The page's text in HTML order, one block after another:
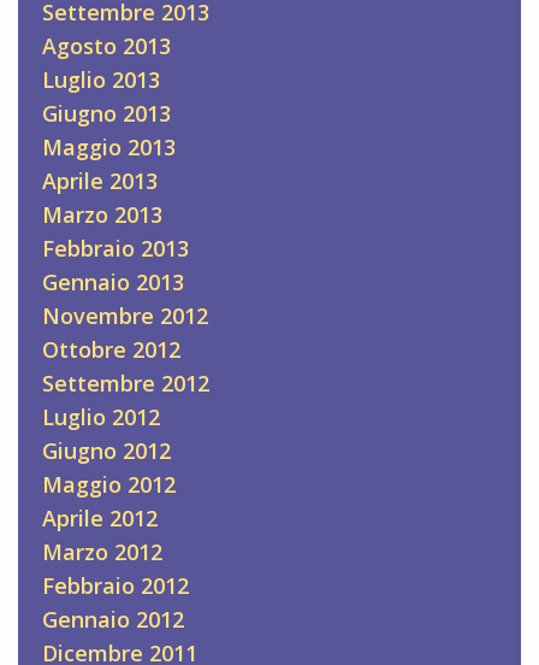
Settembre 2013
Agosto 2013
Luglio 2013
Giugno 2013
Maggio 2013
Aprile 2013
Marzo 2013
Febbraio 2013
Gennaio 2013
Novembre 2012
Ottobre 2012
Settembre 2012
Luglio 2012
Giugno 2012
Maggio 2012
Aprile 2012
Marzo 2012
Febbraio 2012
Gennaio 2012
Dicembre 2011